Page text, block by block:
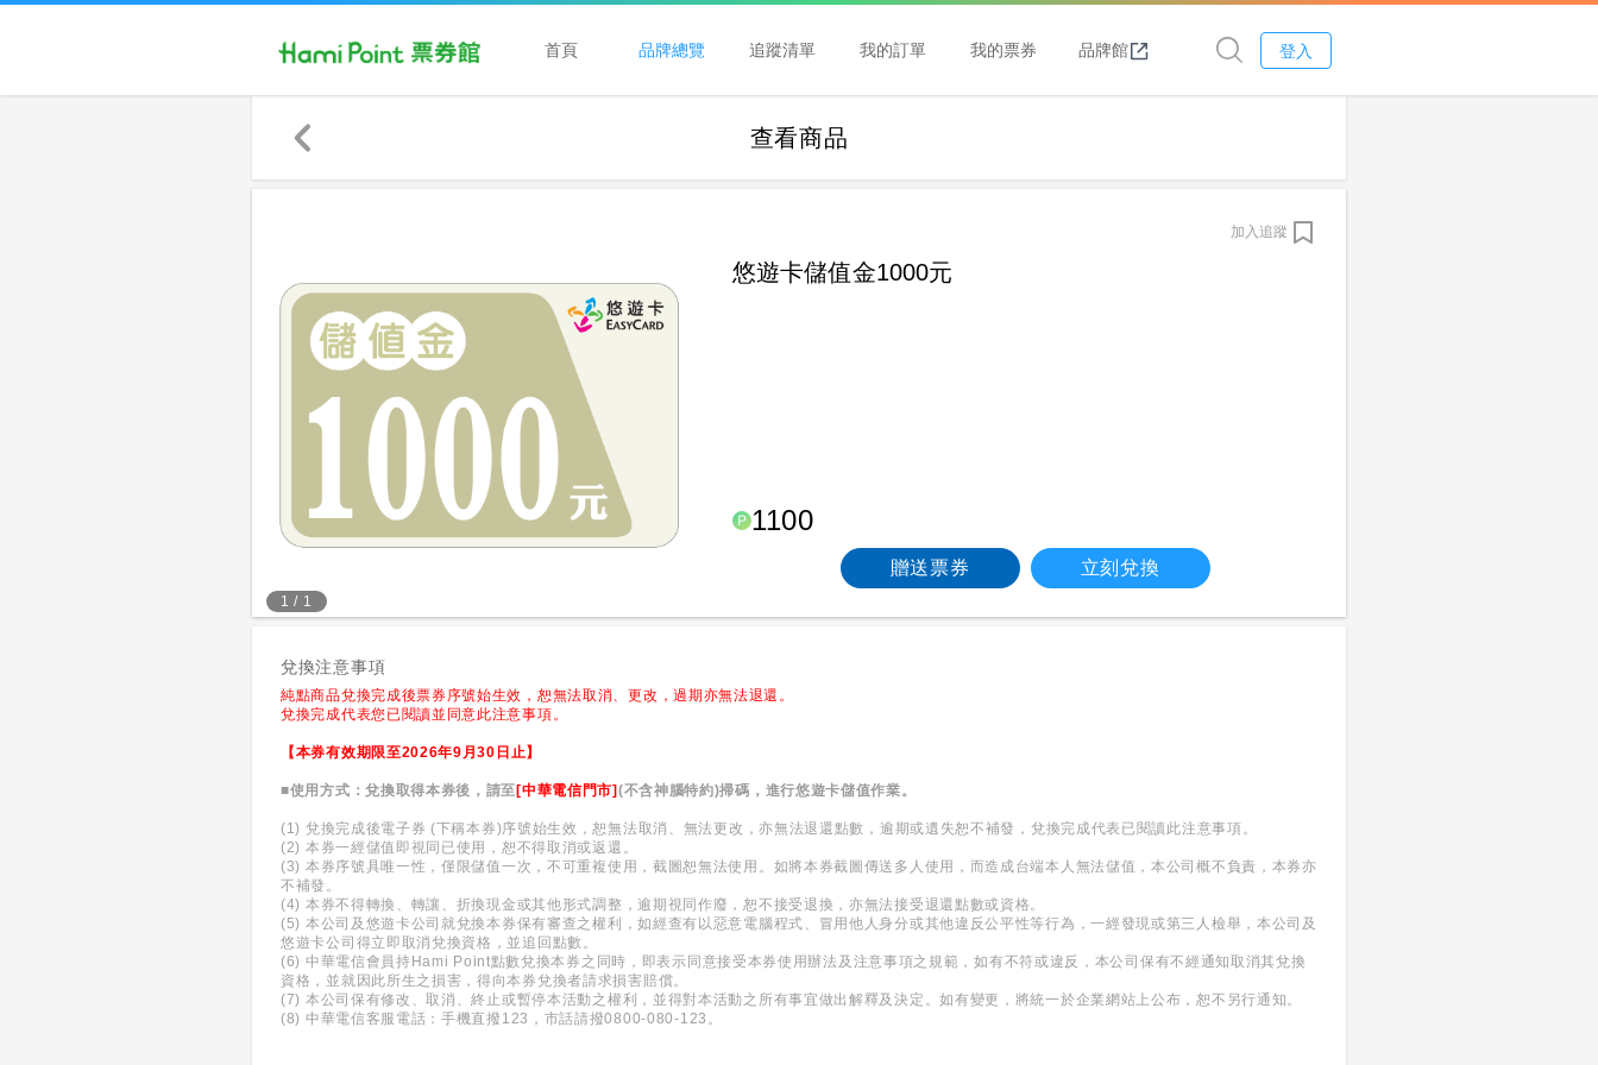
首頁 品牌總覽 追蹤清單 我的訂單 我的票券 品牌館 登入
查看商品
1 / 1
加入追蹤
悠遊卡儲值金1000元
1100
贈送票券 立刻兌換
兌換注意事項
純點商品兌換完成後票券序號始生效，恕無法取消、更改，過期亦無法退還。
兌換完成代表您已閱讀並同意此注意事項。
【本券有效期限至2026年9月30日止】
■使用方式：兌換取得本券後，請至 [中華電信門市] (不含神腦特約)掃碼，進行悠遊卡儲值作業。
(1) 兌換完成後電子券 (下稱本券)序號始生效，恕無法取消、無法更改，亦無法退還點數，逾期或遺失恕不補發，兌換完成代表已閱讀此注意事項。
(2) 本券一經儲值即視同已使用，恕不得取消或返還。
(3) 本券序號具唯一性，僅限儲值一次，不可重複使用，截圖恕無法使用。如將本券截圖傳送多人使用，而造成台端本人無法儲值，本公司概不負責，本券亦
不補發。
(4) 本券不得轉換、轉讓、折換現金或其他形式調整，逾期視同作廢，恕不接受退換，亦無法接受退還點數或資格。
(5) 本公司及悠遊卡公司就兌換本券保有審查之權利，如經查有以惡意電腦程式、冒用他人身分或其他違反公平性等行為，一經發現或第三人檢舉，本公司及
悠遊卡公司得立即取消兌換資格，並追回點數。
(6) 中華電信會員持Hami Point點數兌換本券之同時，即表示同意接受本券使用辦法及注意事項之規範，如有不符或違反，本公司保有不經通知取消其兌換
資格，並就因此所生之損害，得向本券兌換者請求損害賠償。
(7) 本公司保有修改、取消、終止或暫停本活動之權利，並得對本活動之所有事宜做出解釋及決定。如有變更，將統一於企業網站上公布，恕不另行通知。
(8) 中華電信客服電話：手機直撥123，市話請撥0800-080-123。